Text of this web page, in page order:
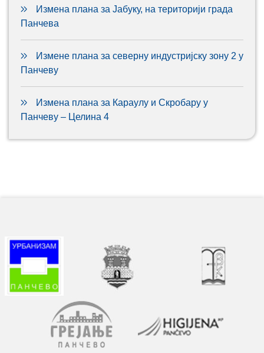
Измена плана за Јабуку, на територији града
Панчева
Измене плана за северну индустријску зону 2 у
Панчеву
Измена плана за Караулу и Скробару у
Панчеву – Целина 4